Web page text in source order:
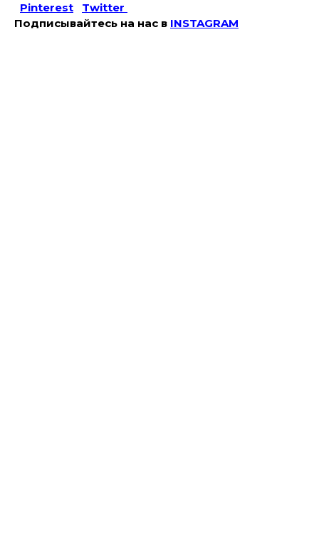
Pinterest
Twitter
Подписывайтесь на наc в INSTAGRAM